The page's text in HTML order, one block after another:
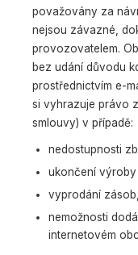
považovány za
nejsou závazné,
provozovatelem.
bez udání důvodu
prostřednictvím e-
si vyhrazuje právo
smlouvy) v případě:
nedostupnosti
ukončení výroby
vyprodání zásob,
nemožnosti
internetovém